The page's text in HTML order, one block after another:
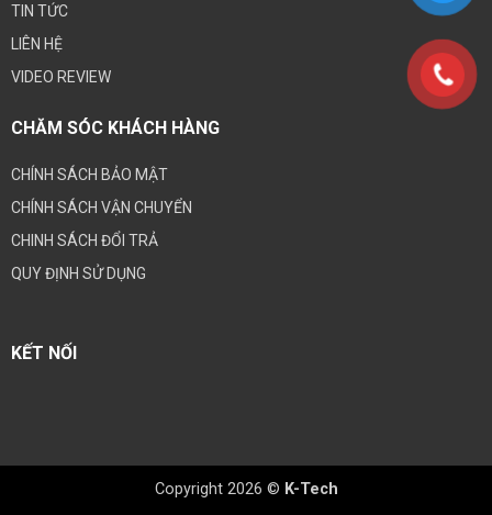
TIN TỨC
LIÊN HỆ
VIDEO REVIEW
CHĂM SÓC KHÁCH HÀNG
CHÍNH SÁCH BẢO MẬT
CHÍNH SÁCH VẬN CHUYỂN
CHINH SÁCH ĐỔI TRẢ
QUY ĐỊNH SỬ DỤNG
KẾT NỐI
Copyright 2026 © K-Tech